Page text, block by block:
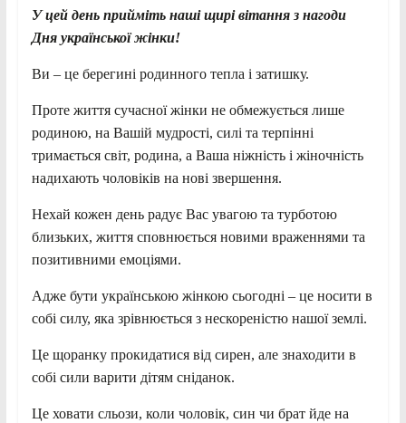
У цей день прийміть наші щирі вітання з нагоди
Дня української жінки!
Ви – це берегині родинного тепла і затишку.
Проте життя сучасної жінки не обмежується лише
родиною, на Вашій мудрості, силі та терпінні
тримається світ, родина, а Ваша ніжність і жіночність
надихають чоловіків на нові звершення.
Нехай кожен день радує Вас увагою та турботою
близьких, життя сповнюється новими враженнями та
позитивними емоціями.
Адже бути українською жінкою сьогодні – це носити в
собі силу, яка зрівнюється з нескореністю нашої землі.
Це щоранку прокидатися від сирен, але знаходити в
собі сили варити дітям сніданок.
Це ховати сльози, коли чоловік, син чи брат йде на